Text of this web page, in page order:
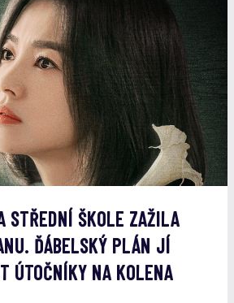
STŘEDNÍ ŠKOLE ZAŽILA
ĎÁBELSKÝ PLÁN JÍ
ÚTOČNÍKY NA KOLENA